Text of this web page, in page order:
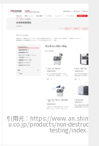
引用元：https://
u.co.jp/products/non-
testing/